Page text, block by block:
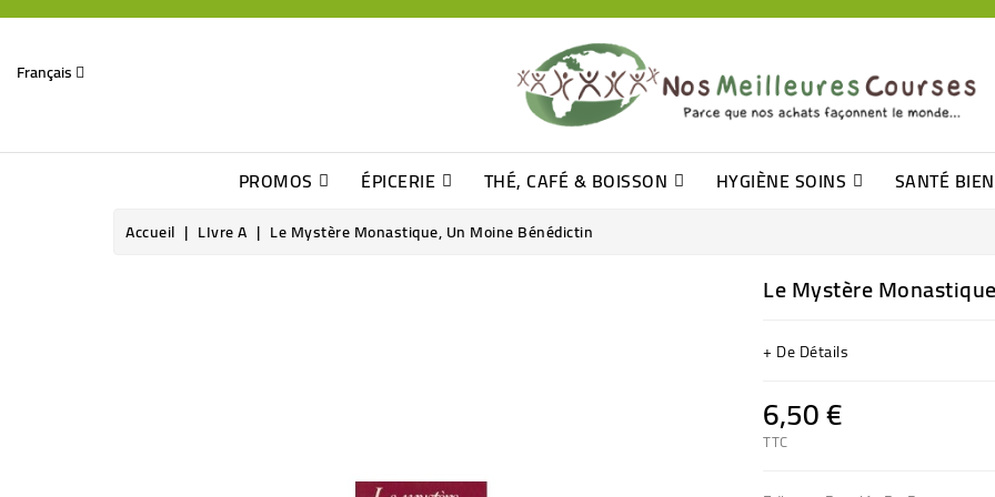
Français
PROMOS ÉPICERIE THÉ, CAFÉ & BOISSON HYGIÈNE SOINS SANTÉ
Accueil LIvre A Le Mystère Monastique, Un Moine Bénédictin
Le Mystère
+ De Détails
6,50 €
TTC